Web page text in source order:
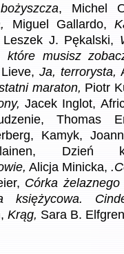
, Michel
Miguel Gallardo,
Leszek J. Pękalski,
które musisz
Ja, terrorysta,
maraton, Piotr
Jacek Inglot,
Thomas
Kamyk,
Dzień
Alicja Minicka,
Córka
księżycowa.
Krąg, Sara B.